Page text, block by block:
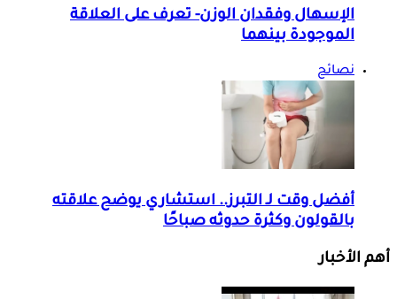
الإسهال وفقدان الوزن- تعرف على العلاقة
الموجودة بينهما
نصائح
أفضل وقت لـ التبرز.. استشاري يوضح علاقته
بالقولون وكثرة حدوثه صباحًا
أهم الأخبار